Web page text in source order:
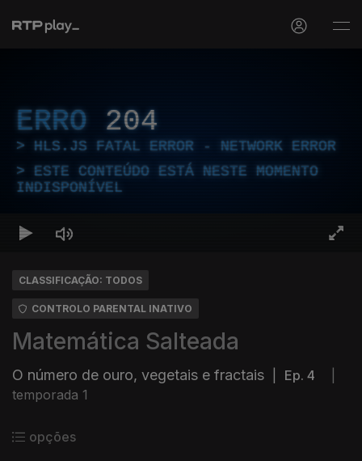
ERRO 204
HLS.JS FATAL ERROR - NETWORK ERROR
ESTE CONTEÚDO ESTÁ NESTE MOMENTO
INDISPONÍVEL
CLASSIFICAÇÃO: TODOS
CONTROLO PARENTAL INATIVO
Matemática Salteada
O número de ouro, vegetais e fractais Ep. 4
temporada 1
opções